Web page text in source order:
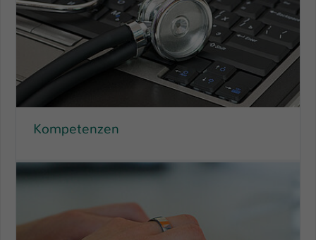
Kompetenzen